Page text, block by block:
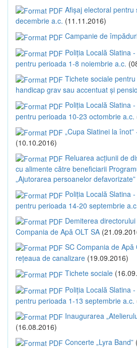
Afișaj electoral pentru
decembrie a.c. (11.11.2016)
Campanie de
Poliția Locală Slatina
pentru perioada 1-8 noiembrie a.c.
Tichete sociale
handicap grav sau accentuat și
Poliția Locală Slatina
pentru perioada 10-23 octombrie a.c.
„Cupa Slatinei la
(10.10.2016)
Reluarea acțiunii de
cu alimente către beneficiarii
„Ajutorarea persoanelor defavorizate”
Poliția Locală Slatina
pentru perioada 14-20 septembrie
Demiterea
Compania de Apă OLT SA
SC Compania de Apă
rețeaua de canalizare (19.09.2016)
Tichete sociale
Poliția Locală Slatina
pentru perioada 1-13 septembrie a.c.
Inaugurarea
(16.08.2016)
Concerte „Lyra Band”